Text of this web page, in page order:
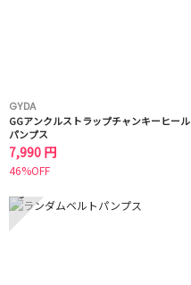
GYDA
GGアンクルストラップチャンキーヒール
パンプス
7,990 円
46%OFF
9